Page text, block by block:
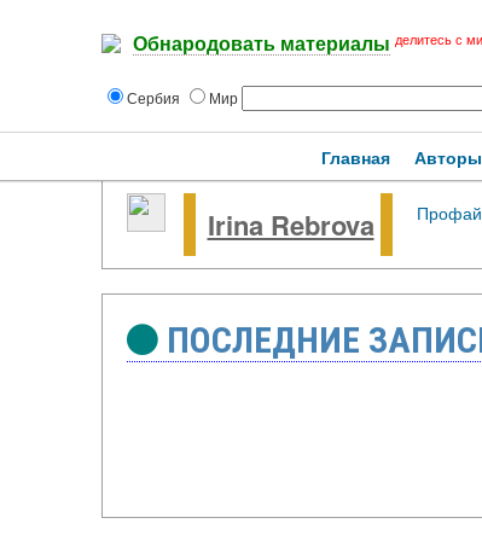
Обнародовать материалы делитесь с
Сербия Мир
Главная Авторы
Irina Rebrova
ПОСЛЕДНИЕ